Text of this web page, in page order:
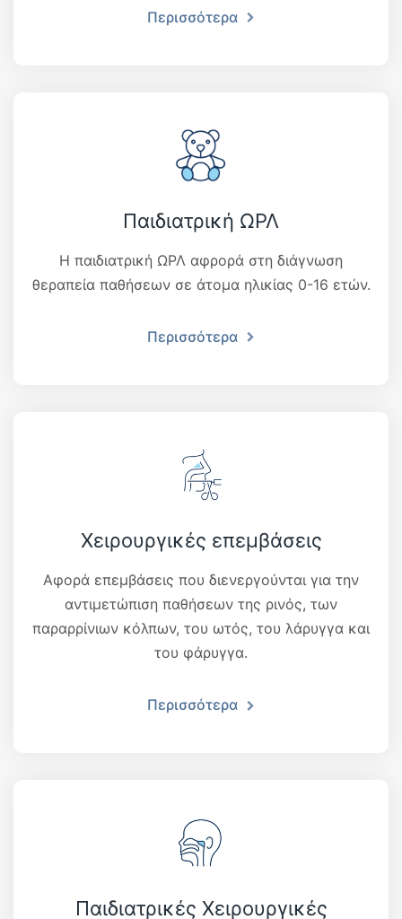
Περισσότερα
Παιδιατρική ΩΡΛ
Η παιδιατρική ΩΡΛ αφρορά στη διάγνωση
θεραπεία παθήσεων σε άτομα ηλικίας 0-16 ετών.
Περισσότερα
Χειρουργικές επεμβάσεις
Αφορά επεμβάσεις που διενεργούνται για την
αντιμετώπιση παθήσεων της ρινός, των
παραρρίνιων κόλπων, του ωτός, του λάρυγγα και
του φάρυγγα.
Περισσότερα
Παιδιατρικές Χειρουργικές